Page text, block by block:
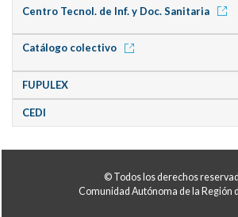
Centro Tecnol. de Inf. y Doc. Sanitaria
Catálogo colectivo
FUPULEX
CEDI
© Todos los derechos
Comunidad Autónoma de la Región